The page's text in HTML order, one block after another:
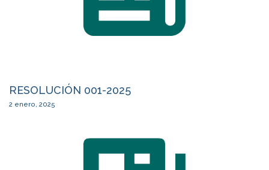
RESOLUCIÓN 001-2025
2 enero, 2025